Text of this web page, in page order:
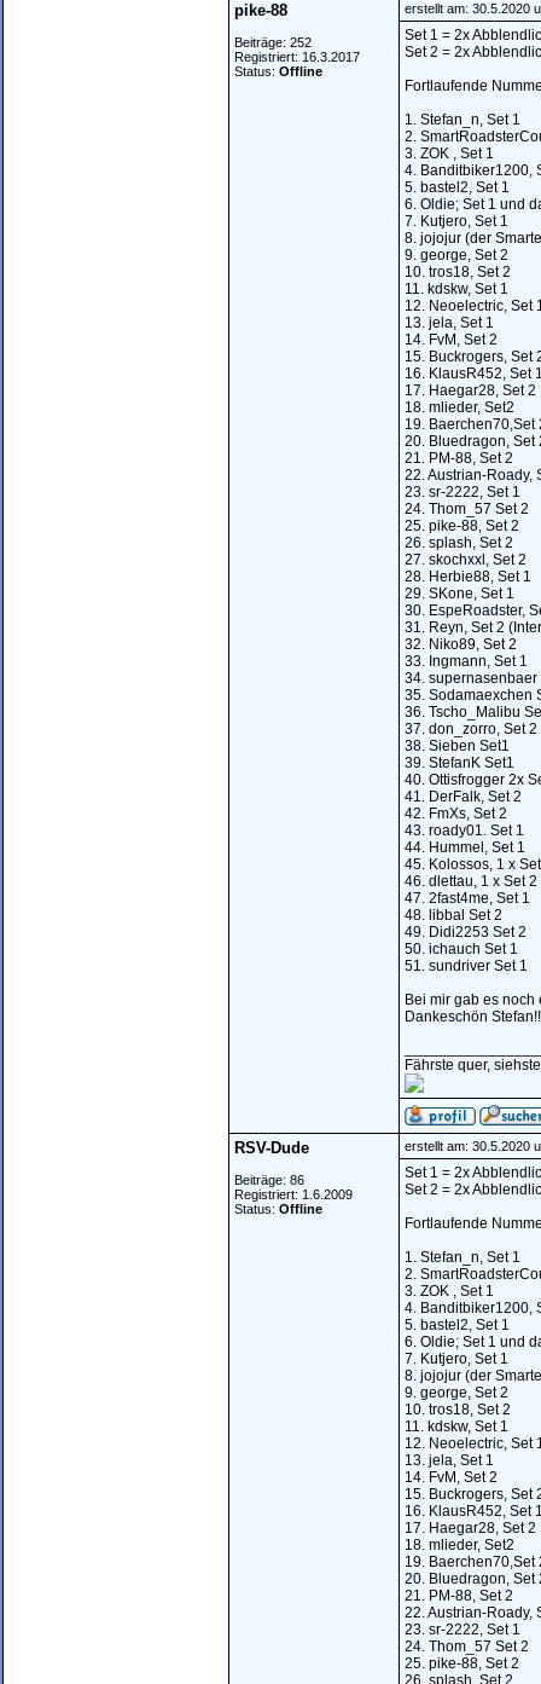
pike-88
Beiträge: 252
Registriert: 16.3.2017
Status: Offline
erstellt am: 30.5.2020
Set 1 = 2x
Set 2 = 2x
Fortlaufende
1. Stefan_n, Set 1
2.
3. ZOK , Set 1
4. Banditbiker1200,
5. bastel2, Set 1
6. Oldie; Set 1 und
7. Kutjero, Set 1
8. jojojur (der
9. george, Set 2
10. tros18, Set 2
11. kdskw, Set 1
12. Neoelectric, Set
13. jela, Set 1
14. FvM, Set 2
15. Buckrogers, Set
16. KlausR452, Set
17. Haegar28, Set 2
18. mlieder, Set2
19. Baerchen70,Set
20. Bluedragon, Set
21. PM-88, Set 2
22. Austrian-Roady,
23. sr-2222, Set 1
24. Thom_57 Set 2
25. pike-88, Set 2
26. splash, Set 2
27. skochxxl, Set 2
28. Herbie88, Set 1
29. SKone, Set 1
30. EspeRoadster,
31. Reyn, Set 2
32. Niko89, Set 2
33. Ingmann, Set 1
34. supernasenbaer
35. Sodamaexchen
36. Tscho_Malibu
37. don_zorro, Set 2
38. Sieben Set1
39. StefanK Set1
40. Ottisfrogger 2x
41. DerFalk, Set 2
42. FmXs, Set 2
43. roady01. Set 1
44. Hummel, Set 1
45. Kolossos, 1 x
46. dlettau, 1 x Set 2
47. 2fast4me, Set 1
48. libbal Set 2
49. Didi2253 Set 2
50. ichauch Set 1
51. sundriver Set 1
Bei mir gab es
Dankeschön Stefan!!
Fährste quer,
RSV-Dude
Beiträge: 86
Registriert: 1.6.2009
Status: Offline
erstellt am: 30.5.2020
Set 1 = 2x
Set 2 = 2x
Fortlaufende
1. Stefan_n, Set 1
2.
3. ZOK , Set 1
4. Banditbiker1200,
5. bastel2, Set 1
6. Oldie; Set 1 und
7. Kutjero, Set 1
8. jojojur (der
9. george, Set 2
10. tros18, Set 2
11. kdskw, Set 1
12. Neoelectric, Set
13. jela, Set 1
14. FvM, Set 2
15. Buckrogers, Set
16. KlausR452, Set
17. Haegar28, Set 2
18. mlieder, Set2
19. Baerchen70,Set
20. Bluedragon, Set
21. PM-88, Set 2
22. Austrian-Roady,
23. sr-2222, Set 1
24. Thom_57 Set 2
25. pike-88, Set 2
26. splash, Set 2